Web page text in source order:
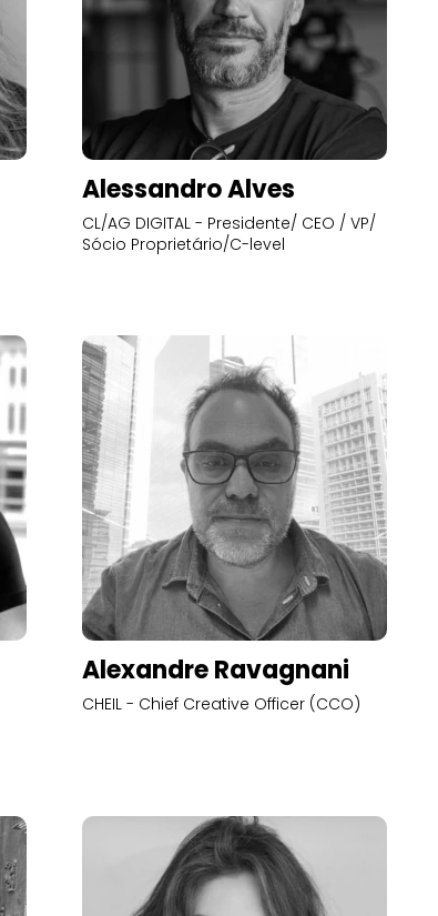
Alessandro Alves
CL/AG DIGITAL - Presidente/ CEO / VP/
Sócio Proprietário/C-level
Alexandre Ravagnani
CHEIL - Chief Creative Officer (CCO)